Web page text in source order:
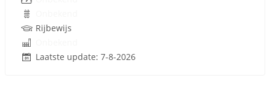
Rijbewijs
Laatste update: 7-8-2026